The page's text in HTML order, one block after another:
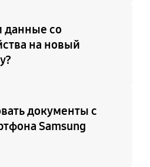
данные со
на новый
документы с
Samsung